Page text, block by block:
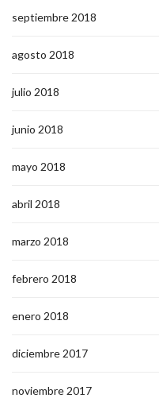
septiembre 2018
agosto 2018
julio 2018
junio 2018
mayo 2018
abril 2018
marzo 2018
febrero 2018
enero 2018
diciembre 2017
noviembre 2017